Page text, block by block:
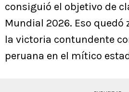
consiguió el objetivo de
Mundial 2026. Eso quedó
la victoria contundente
peruana en el mítico